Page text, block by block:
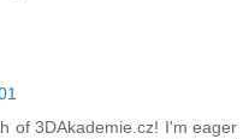
of 3DAkademie.cz! I'm eager